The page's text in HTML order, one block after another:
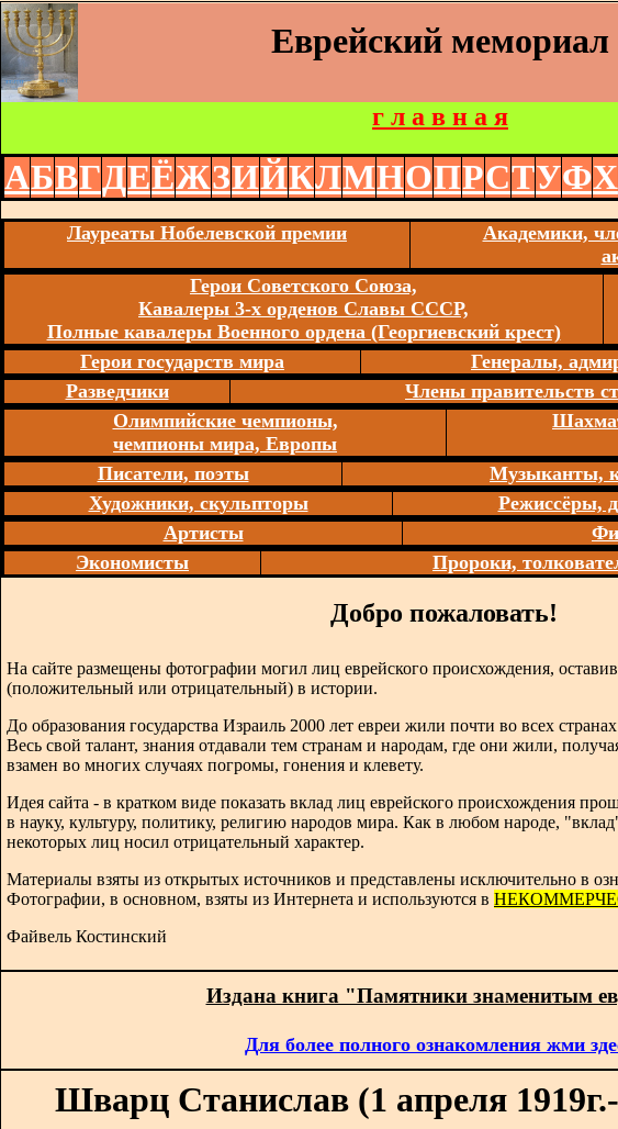
Еврейский мемориал
г л а в н а я
АБВГДЕЁЖЗИЙКЛМНОПРСТУФХ
Лауреаты Нобелевской премии
Академики,
Герои Советского Союза,
Кавалеры 3-х орденов Славы СССР,
Полные кавалеры Военного ордена (Георгиевский крест)
Герои государств мира
Генералы,
Разведчики
Члены правительств
Олимпийские чемпионы,
чемпионы мира, Европы
Писатели, поэты
Музыканты,
Художники, скульпторы
Режиссёры,
Артисты
Экономисты
Пророки,
Добро пожаловать!
На сайте размещены фотографии могил лиц еврейского происхождения,
(положительный или отрицательный) в истории.
До образования государства Израиль 2000 лет евреи жили почти во всех
Весь свой талант, знания отдавали тем странам и народам, где они жили,
взамен во многих случаях погромы, гонения и клевету.
Идея сайта - в кратком виде показать вклад лиц еврейского происхождения
в науку, культуру, политику, религию народов мира. Как в любом народе,
некоторых лиц носил отрицательный характер.
Материалы взяты из открытых источников и представлены исключительно в
Фотографии, в основном, взяты из Интернета и используются в
Файвель Костинский
Издана книга "Памятники знаменитым
Для более полного ознакомления жми
Шварц Станислав (1 апреля